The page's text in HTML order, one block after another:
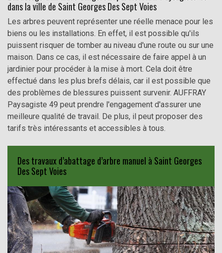
dans la ville de Saint Georges Des Sept Voies
Les arbres peuvent représenter une réelle menace pour les
biens ou les installations. En effet, il est possible qu'ils
puissent risquer de tomber au niveau d'une route ou sur une
maison. Dans ce cas, il est nécessaire de faire appel à un
jardinier pour procéder à la mise à mort. Cela doit être
effectué dans les plus brefs délais, car il est possible que
des problèmes de blessures puissent survenir. AUFFRAY
Paysagiste 49 peut prendre l'engagement d'assurer une
meilleure qualité de travail. De plus, il peut proposer des
tarifs très intéressants et accessibles à tous.
Des travaux d’abattage d’arbre manuel à Saint Georges
Des Sept Voies